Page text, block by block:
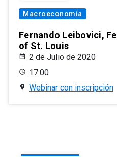
Macroeconomía
Fernando Leibovici,
of St. Louis
2 de Julio de 2020
17:00
Webinar con inscripción